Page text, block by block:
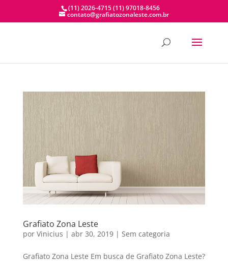
(11) 2026-4715(11) 97018-8456
contato@grafiatozonaleste.com.br
Grafiato Zona Leste
por Vinicius | abr 30, 2019| Sem categoria
Grafiato Zona Leste Em busca de Grafiato Zona Leste?